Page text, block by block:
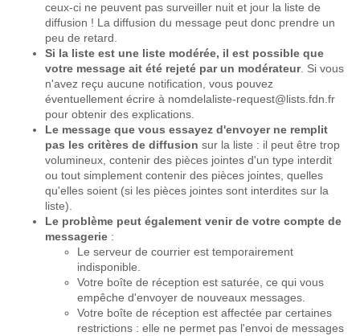
ceux-ci ne peuvent pas surveiller nuit et jour la liste de
diffusion ! La diffusion du message peut donc prendre un
peu de retard.
Si la liste est une liste modérée, il est possible que
votre message ait été rejeté par un modérateur. Si vous
n'avez reçu aucune notification, vous pouvez
éventuellement écrire à nomdelaliste-request@lists.fdn.fr
pour obtenir des explications.
Le message que vous essayez d'envoyer ne remplit
pas les critères de diffusion sur la liste : il peut être trop
volumineux, contenir des pièces jointes d'un type interdit
ou tout simplement contenir des pièces jointes, quelles
qu'elles soient (si les pièces jointes sont interdites sur la
liste).
Le problème peut également venir de votre compte de
messagerie :
Le serveur de courrier est temporairement
indisponible.
Votre boîte de réception est saturée, ce qui vous
empêche d'envoyer de nouveaux messages.
Votre boîte de réception est affectée par certaines
restrictions : elle ne permet pas l'envoi de messages